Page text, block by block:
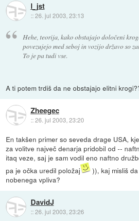
l_jst
::26. jul 2003, 23:13
Hehe, teorija, kako obstajajo določeni
povezujejo med seboj in vozijo državo so
To je pa tudi vse.
A ti potem trdiš da ne obstajajo elitni
Zheegec
::26. jul 2003, 23:20
En takšen primer so seveda drage USA,
za volitve največ denarja pridobil od --
itaq veze, saj je sam vodil eno naftno
pa je očka uredil položaj
)), kaj misliš
nobenega vpliva?
DavidJ
::26. jul 2003, 23:26